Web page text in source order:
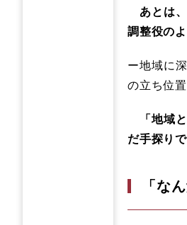
あとは
調整役の
ー地域に
の立ち位
「地域
だ手探りで
「な